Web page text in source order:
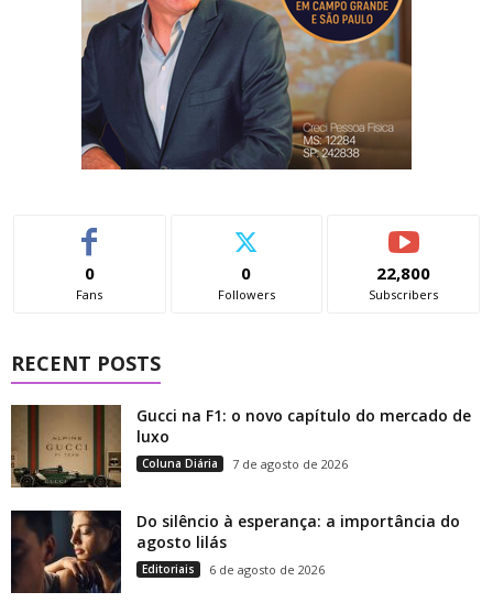
0
Fans
0
Followers
22,800
Subscribers
RECENT POSTS
Gucci na F1: o novo capítulo do mercado de
luxo
Coluna Diária 7 de agosto de 2026
Do silêncio à esperança: a importância do
agosto lilás
Editoriais 6 de agosto de 2026